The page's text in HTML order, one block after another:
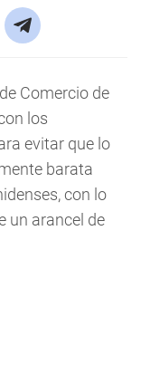
Comercio de
los
evitar que lo
barata
con lo
un arancel de